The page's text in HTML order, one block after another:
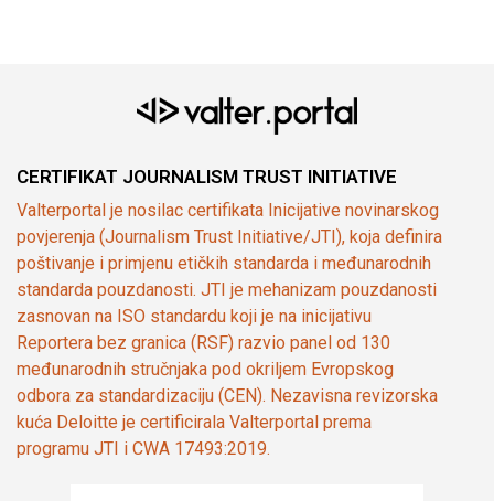
CERTIFIKAT JOURNALISM TRUST INITIATIVE
Valterportal je nosilac certifikata Inicijative novinarskog
povjerenja (Journalism Trust Initiative/JTI), koja definira
poštivanje i primjenu etičkih standarda i međunarodnih
standarda pouzdanosti. JTI je mehanizam pouzdanosti
zasnovan na ISO standardu koji je na inicijativu
Reportera bez granica (RSF) razvio panel od 130
međunarodnih stručnjaka pod okriljem Evropskog
odbora za standardizaciju (CEN). Nezavisna revizorska
kuća Deloitte je certificirala Valterportal prema
programu JTI i CWA 17493:2019.